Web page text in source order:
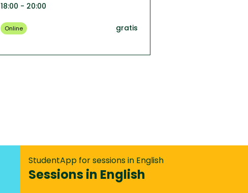
18:00 - 20:00
Online gratis
StudentApp for sessions in English
Sessions in English